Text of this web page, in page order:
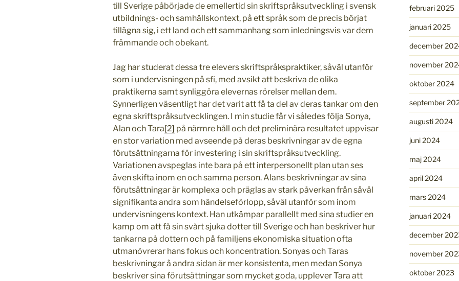
till Sverige påbörjade de emellertid sin skriftspråksutveckling i svensk
utbildnings- och samhällskontext, på ett språk som de precis börjat
tillägna sig, i ett land och ett sammanhang som inledningsvis var dem
främmande och obekant.
Jag har studerat dessa tre elevers skriftspråkspraktiker, såväl utanför
som i undervisningen på sfi, med avsikt att beskriva de olika
praktikerna samt synliggöra elevernas rörelser mellan dem.
Synnerligen väsentligt har det varit att få ta del av deras tankar om den
egna skriftspråksutvecklingen. I min studie får vi således följa Sonya,
Alan och Tara[2] på närmre håll och det preliminära resultatet uppvisar
en stor variation med avseende på deras beskrivningar av de egna
förutsättningarna för investering i sin skriftspråksutveckling.
Variationen avspeglas inte bara på ett interpersonellt plan utan ses
även skifta inom en och samma person. Alans beskrivningar av sina
förutsättningar är komplexa och präglas av stark påverkan från såväl
signifikanta andra som händelseförlopp, såväl utanför som inom
undervisningens kontext. Han utkämpar parallellt med sina studier en
kamp om att få sin svårt sjuka dotter till Sverige och han beskriver hur
tankarna på dottern och på familjens ekonomiska situation ofta
utmanövrerar hans fokus och koncentration. Sonyas och Taras
beskrivningar å andra sidan är mer konsistenta, men medan Sonya
beskriver sina förutsättningar som mycket goda, upplever Tara att
februari 2025
januari 2025
december
november
oktober 2024
september
augusti 2024
juni 2024
maj 2024
april 2024
mars 2024
januari 2024
december
november
oktober 2023